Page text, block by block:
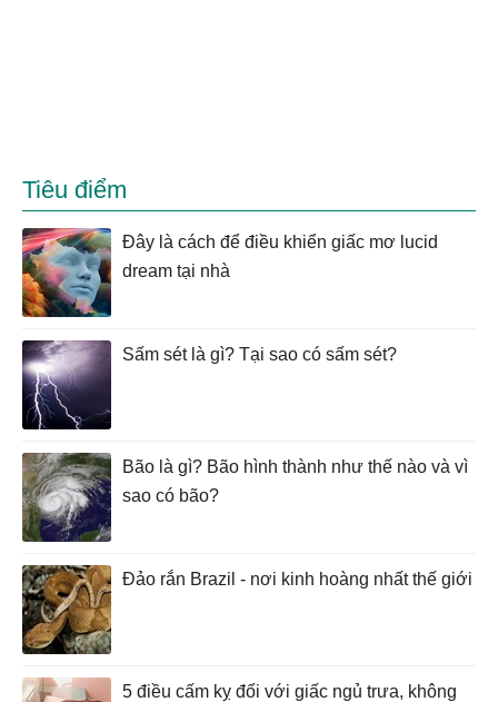
Tiêu điểm
Đây là cách để điều khiển giấc mơ lucid
dream tại nhà
Sấm sét là gì? Tại sao có sấm sét?
Bão là gì? Bão hình thành như thế nào và vì
sao có bão?
Đảo rắn Brazil - nơi kinh hoàng nhất thế giới
5 điều cấm kỵ đối với giấc ngủ trưa, không